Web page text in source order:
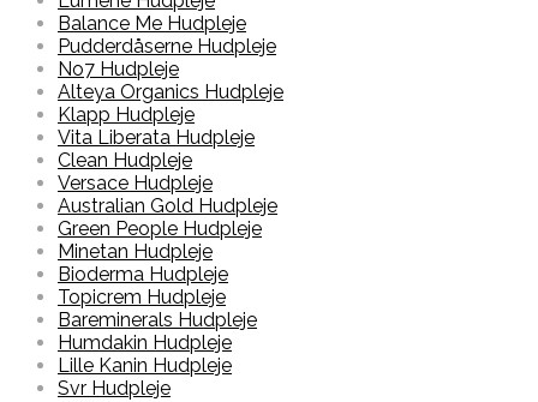
Balance Me Hudpleje
Pudderdåserne Hudpleje
No7 Hudpleje
Alteya Organics Hudpleje
Klapp Hudpleje
Vita Liberata Hudpleje
Clean Hudpleje
Versace Hudpleje
Australian Gold Hudpleje
Green People Hudpleje
Minetan Hudpleje
Bioderma Hudpleje
Topicrem Hudpleje
Bareminerals Hudpleje
Humdakin Hudpleje
Lille Kanin Hudpleje
Svr Hudpleje